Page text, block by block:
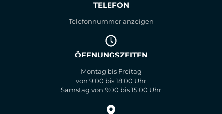
TELEFON
Telefonnummer anzeigen
ÖFFNUNGSZEITEN
Montag bis Freitag
von 9:00 bis 18:00 Uhr
Samstag von 9:00 bis 15:00 Uhr